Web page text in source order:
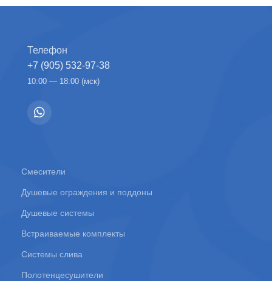
Смесители
Душевые ограждения и поддоны
Душевые системы
Встраиваемые комплекты
Системы слива
Полотенцесушители
Телефон
+7 (905) 532-97-38
10:00 — 18:00 (мск)